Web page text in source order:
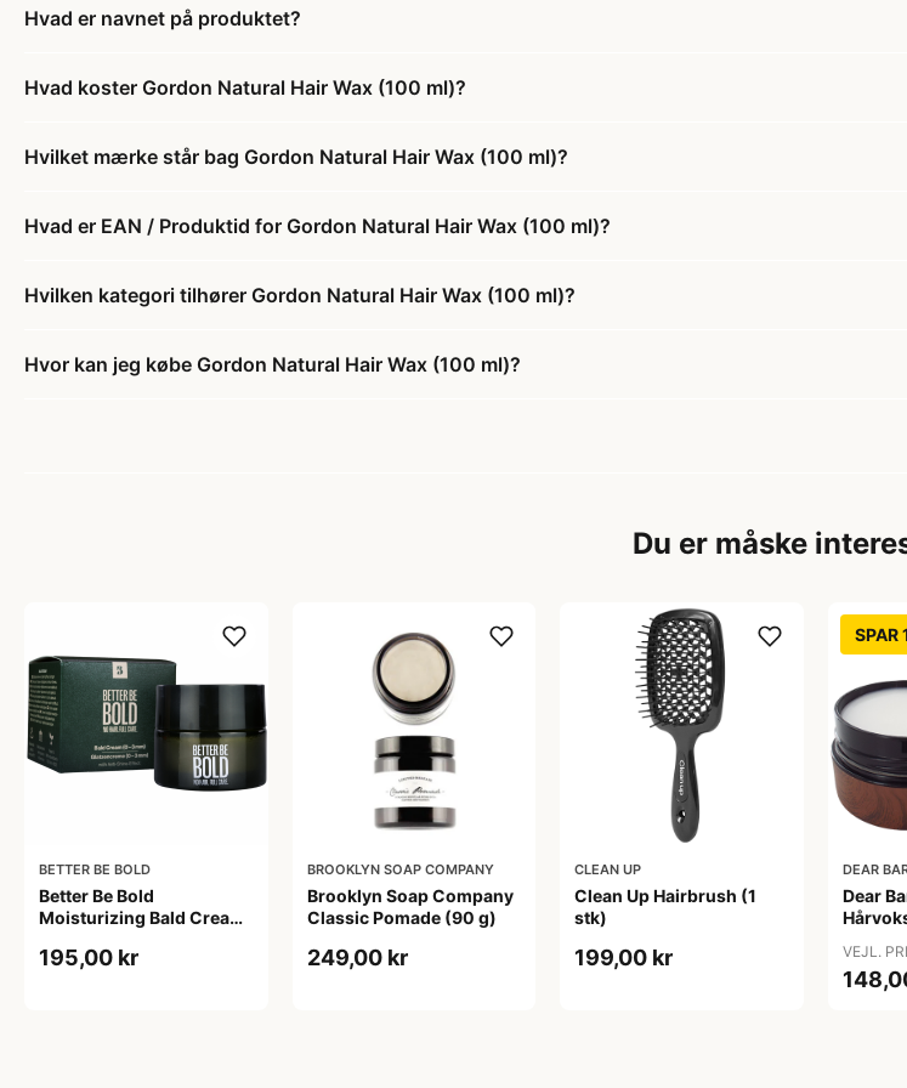
Hvad er navnet på produktet?
Hvad koster Gordon Natural Hair Wax (100 ml)?
Hvilket mærke står bag Gordon Natural Hair Wax (100 ml)?
Hvad er EAN / Produktid for Gordon Natural Hair Wax (100 ml)?
Hvilken kategori tilhører Gordon Natural Hair Wax (100 ml)?
Hvor kan jeg købe Gordon Natural Hair Wax (100 ml)?
Du er måske
BETTER BE BOLD
Better Be Bold
Moisturizing Bald Cream
195,00 kr
BROOKLYN SOAP COMPANY
Brooklyn Soap Company
Classic Pomade (90 g)
249,00 kr
CLEAN UP
Clean Up Hairbrush (1
stk)
199,00 kr
SPAR
DEAR
Dear
VEJL.